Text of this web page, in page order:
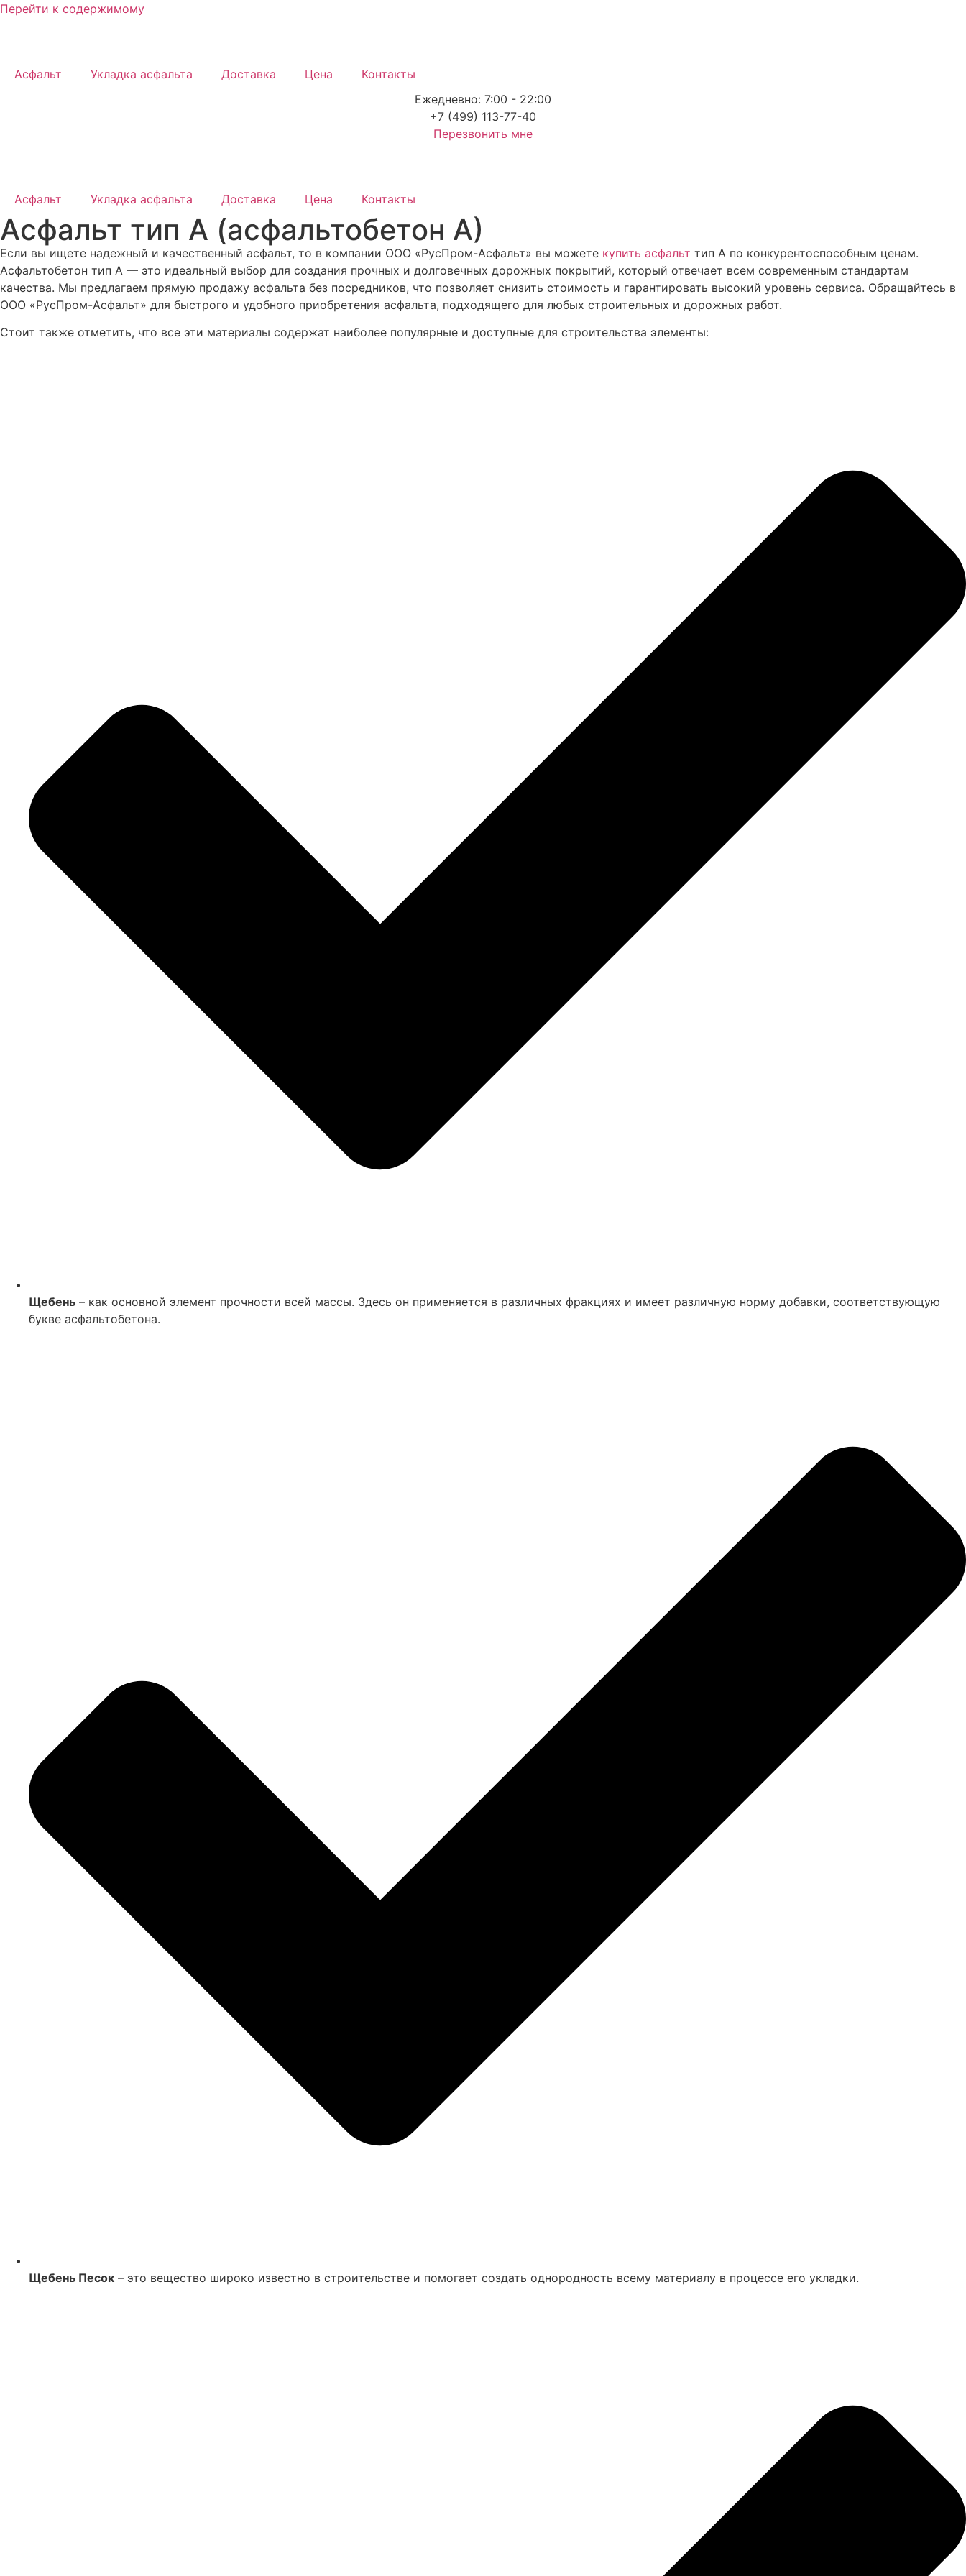
Перейти к содержимому
Асфальт Укладка асфальта Доставка Цена
Контакты
Ежедневно: 7:00 - 22:00
+7 (499) 113-77-40
Перезвонить мне
Асфальт Укладка асфальта Доставка Цена Контакты
Асфальт тип А (асфальтобетон А)
Если вы ищете надежный и качественный асфальт, то в компании ООО «РусПром-Асфальт» вы можете купить асфальт тип А по конкурентоспособным ценам.
Асфальтобетон тип А — это идеальный выбор для создания прочных и долговечных дорожных покрытий, который отвечает всем современным стандартам
качества. Мы предлагаем прямую продажу асфальта без посредников, что позволяет снизить стоимость и гарантировать высокий уровень сервиса. Обращайтесь в
ООО «РусПром-Асфальт» для быстрого и удобного приобретения асфальта, подходящего для любых строительных и дорожных работ.
Стоит также отметить, что все эти материалы содержат наиболее популярные и доступные для строительства элементы:
Щебень – как основной элемент прочности всей массы. Здесь он применяется в различных фракциях и имеет различную норму добавки, соответствующую
букве асфальтобетона.
Щебень Песок – это вещество широко известно в строительстве и помогает создать однородность всему материалу в процессе его укладки.